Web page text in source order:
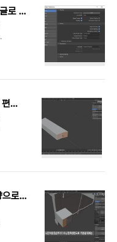
Blender - 인터페이스 - 도움말만 한글로 보기
Blender - Scale 기능 이용해서 면을 편평하게 할때?
Blender - Bevel 기능이 이상한 방향으로 적용될때 ?